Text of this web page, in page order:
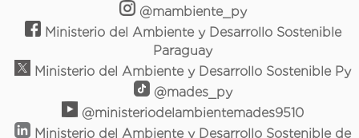
@mambiente_py
Ministerio del Ambiente y Desarrollo Sostenible
Paraguay
Ministerio del Ambiente y Desarrollo Sostenible Py
@mades_py
@ministeriodelambientemades9510
Ministerio del Ambiente y Desarrollo Sostenible de